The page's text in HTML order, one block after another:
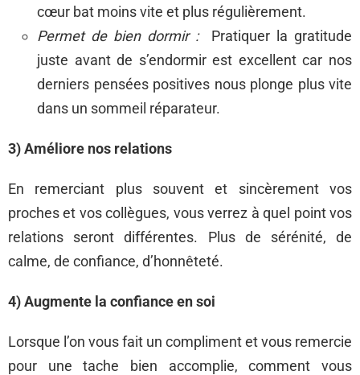
cœur bat moins vite et plus régulièrement.
Permet de bien dormir : Pratiquer la gratitude
juste avant de s’endormir est excellent car nos
derniers pensées positives nous plonge plus vite
dans un sommeil réparateur.
3) Améliore nos relations
En remerciant plus souvent et sincèrement vos
proches et vos collègues, vous verrez à quel point vos
relations seront différentes. Plus de sérénité, de
calme, de confiance, d’honnêteté.
4) Augmente la confiance en soi
Lorsque l’on vous fait un compliment et vous remercie
pour une tache bien accomplie, comment vous